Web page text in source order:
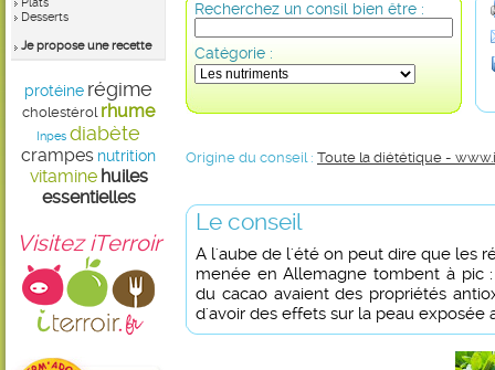
Desserts
Je propose une recette
protéine régime
cholestérol rhume
Inpes diabète
crampes nutrition
vitamine huiles
essentielles
Visitez iTerroir
Recherchez un consil bien être :
Catégorie :
Origine du conseil : Toute la diététique -
Le conseil
A l'aube de l'été on peut dire que les
menée en Allemagne tombent à pic
du cacao avaient des propriétés
d'avoir des effets sur la peau exposée